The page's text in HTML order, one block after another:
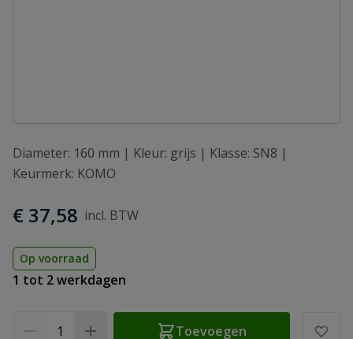
Diameter: 160 mm | Kleur: grijs | Klasse: SN8 |
Keurmerk: KOMO
€ 37,58
Op voorraad
1 tot 2 werkdagen
Toevoegen